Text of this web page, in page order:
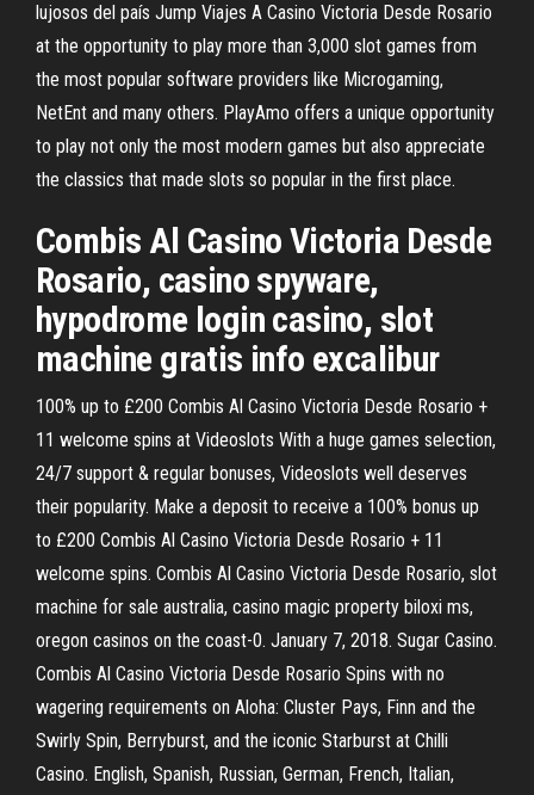
lujosos del país Jump Viajes A Casino Victoria Desde Rosario
at the opportunity to play more than 3,000 slot games from
the most popular software providers like Microgaming,
NetEnt and many others. PlayAmo offers a unique opportunity
to play not only the most modern games but also appreciate
the classics that made slots so popular in the first place.
Combis Al Casino Victoria Desde
Rosario, casino spyware,
hypodrome login casino, slot
machine gratis info excalibur
100% up to £200 Combis Al Casino Victoria Desde Rosario +
11 welcome spins at Videoslots With a huge games selection,
24/7 support & regular bonuses, Videoslots well deserves
their popularity. Make a deposit to receive a 100% bonus up
to £200 Combis Al Casino Victoria Desde Rosario + 11
welcome spins. Combis Al Casino Victoria Desde Rosario, slot
machine for sale australia, casino magic property biloxi ms,
oregon casinos on the coast-0. January 7, 2018. Sugar Casino.
Combis Al Casino Victoria Desde Rosario Spins with no
wagering requirements on Aloha: Cluster Pays, Finn and the
Swirly Spin, Berryburst, and the iconic Starburst at Chilli
Casino. English, Spanish, Russian, German, French, Italian,